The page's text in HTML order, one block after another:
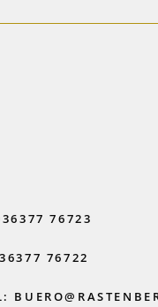
76723
76722